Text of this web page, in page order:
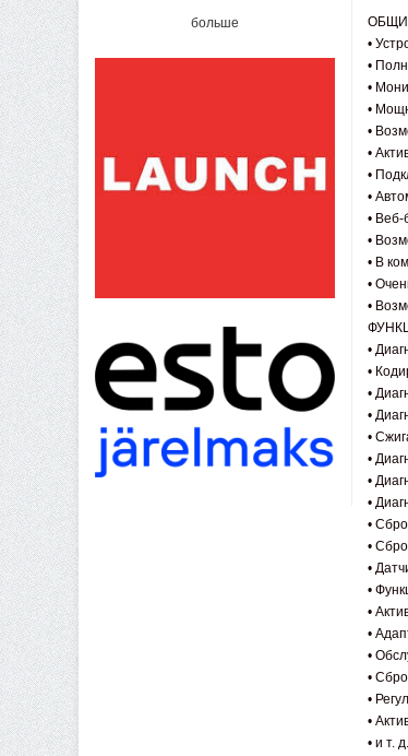
больше
•
•
•
•
•
•
•
•
• Веб-
•
• В
•
•
•
•
•
•
•
•
•
•
•
•
•
•
•
•
•
•
•
•
• и т. д.